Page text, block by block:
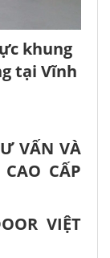
khung
tại Vĩnh
VẤN VÀ
CẤP
VIỆT